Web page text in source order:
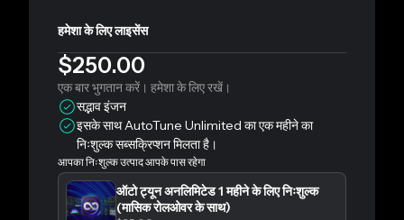
हमेशा के लिए लाइसेंस
$250.00
एक बार भुगतान करें। हमेशा के लिए रखें।
सद्भाव इंजन
इसके साथ AutoTune Unlimited का एक महीने का
निःशुल्क सब्सक्रिप्शन मिलता है।
आपका निःशुल्क उत्पाद आपके पास रहेगा
ऑटो ट्यून अनलिमिटेड 1 महीने के लिए निःशुल्क
(मासिक रोलओवर के साथ)